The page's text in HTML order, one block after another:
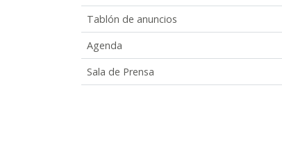
Tablón de anuncios
Agenda
Sala de Prensa